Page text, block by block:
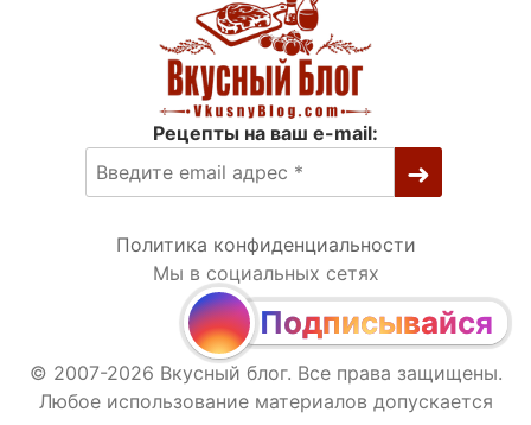
Рецепты на ваш e-mail:
Политика конфиденциальности
Мы в социальных сетях
Подписывайся
© 2007-2026 Вкусный блог. Все права защищены.
Любое использование материалов допускается